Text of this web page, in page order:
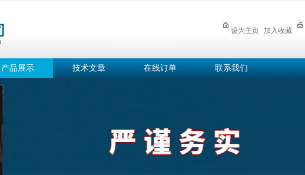
设为主页 加入收藏
产品展示 技术文章 在线订单 联系我们